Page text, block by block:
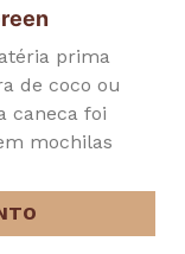
prima
de coco ou
caneca foi
mochilas